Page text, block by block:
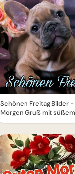
Schönen Freitag Bilder
Morgen Gruß mit